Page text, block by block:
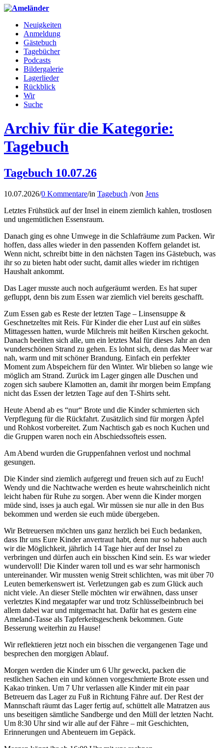
Neuigkeiten
Anmeldung
Gästebuch
Tagebücher
Podcasts
Bildergalerie
Lagerlieder
Rückblick
Wir
Suche
Archiv für die Kategorie:
Tagebuch
Tagebuch 10.07.26
10.07.2026/0 Kommentare/in Tagebuch /von Jens
Letztes Frühstück auf der Insel in einem ziemlich kahlen, trostlosen
und ungemütlichen Essensraum.
Danach ging es ohne Umwege in die Schlafräume zum Packen. Wir
hoffen, dass alles wieder in den passenden Koffern gelandet ist.
Wenn nicht, schreibt bitte in den nächsten Tagen ins Gästebuch, was
ihr so zu bieten habt oder sucht, damit alles wieder im richtigen
Haushalt ankommt.
Das Lager musste auch noch aufgeräumt werden. Es hat super
gefluppt, denn bis zum Essen war ziemlich viel bereits geschafft.
Zum Essen gab es Reste der letzten Tage – Linsensuppe &
Geschnetzeltes mit Reis. Für Kinder die eher Lust auf ein süßes
Mittagessen hatten, wurde Milchreis mit heißen Kirschen gekocht.
Danach beeilten sich alle, um ein letztes Mal für dieses Jahr an den
wunderschönen Strand zu gehen. Es lohnt sich, denn das Meer war
nah, warm und mit schöner Brandung. Einfach ein perfekter
Moment zum Abspeichern für den Winter. Wir blieben so lange wie
möglich am Strand. Zurück im Lager gingen alle Duschen und
zogen sich saubere Klamotten an, damit ihr morgen beim Empfang
nicht das Essen der letzten Tage auf den T-Shirts seht.
Heute Abend ab es “nur“ Brote und die Kinder schmierten sich
Verpflegung für die Rückfahrt. Zusätzlich sind für morgen Äpfel
und Rohkost vorbereitet. Zum Nachtisch gab es noch Kuchen und
die Gruppen waren noch ein Abschiedssofteis essen.
Am Abend wurden die Gruppenfahnen verlost und nochmal
gesungen.
Die Kinder sind ziemlich aufgeregt und freuen sich auf zu Euch!
Wendy und die Nachtwache werden es heute wahrscheinlich nicht
leicht haben für Ruhe zu sorgen. Aber wenn die Kinder morgen
müde sind, isses ja auch egal. Wir müssen sie nur alle in den Bus
bekommen und werden sie euch müde übergeben.
Wir Betreuersen möchten uns ganz herzlich bei Euch bedanken,
dass Ihr uns Eure Kinder anvertraut habt, denn nur so haben auch
wir die Möglichkeit, jährlich 14 Tage hier auf der Insel zu
verbringen und dürfen auch ein bisschen Kind sein. Es war wieder
wundervoll! Die Kinder waren toll und es war sehr harmonisch
untereinander. Wir mussten wenig Streit schlichten, was mit über 70
Leuten bemerkenswert ist. Verletzungen gab es zum Glück auch
nicht viele. An dieser Stelle möchten wir erwähnen, dass unser
verletztes Kind megatapfer war und trotz Schlüsselbeinbruch bei
allem dabei war und mitgemacht hat. Dafür hat es gestern eine
Ameland-Tasse als Tapferkeitsgeschenk bekommen. Gute
Besserung weiterhin zu Hause!
Wir reflektieren jetzt noch ein bisschen die vergangenen Tage und
besprechen den morgigen Ablauf.
Morgen werden die Kinder um 6 Uhr geweckt, packen die
restlichen Sachen ein und können vorgeschmierte Brote essen und
Kakao trinken. Um 7 Uhr verlassen alle Kinder mit ein paar
Betreuern das Lager zu Fuß in Richtung Fähre auf. Der Rest der
Mannschaft räumt das Lager fertig auf, schüttelt alle Matratzen aus
uns beseitigen sämtliche Sandberge und den Müll der letzten Nacht.
Um 8:30 Uhr sind wir alle auf der Fähre – mit Geschichten,
Erinnerungen und Abenteuern im Gepäck.